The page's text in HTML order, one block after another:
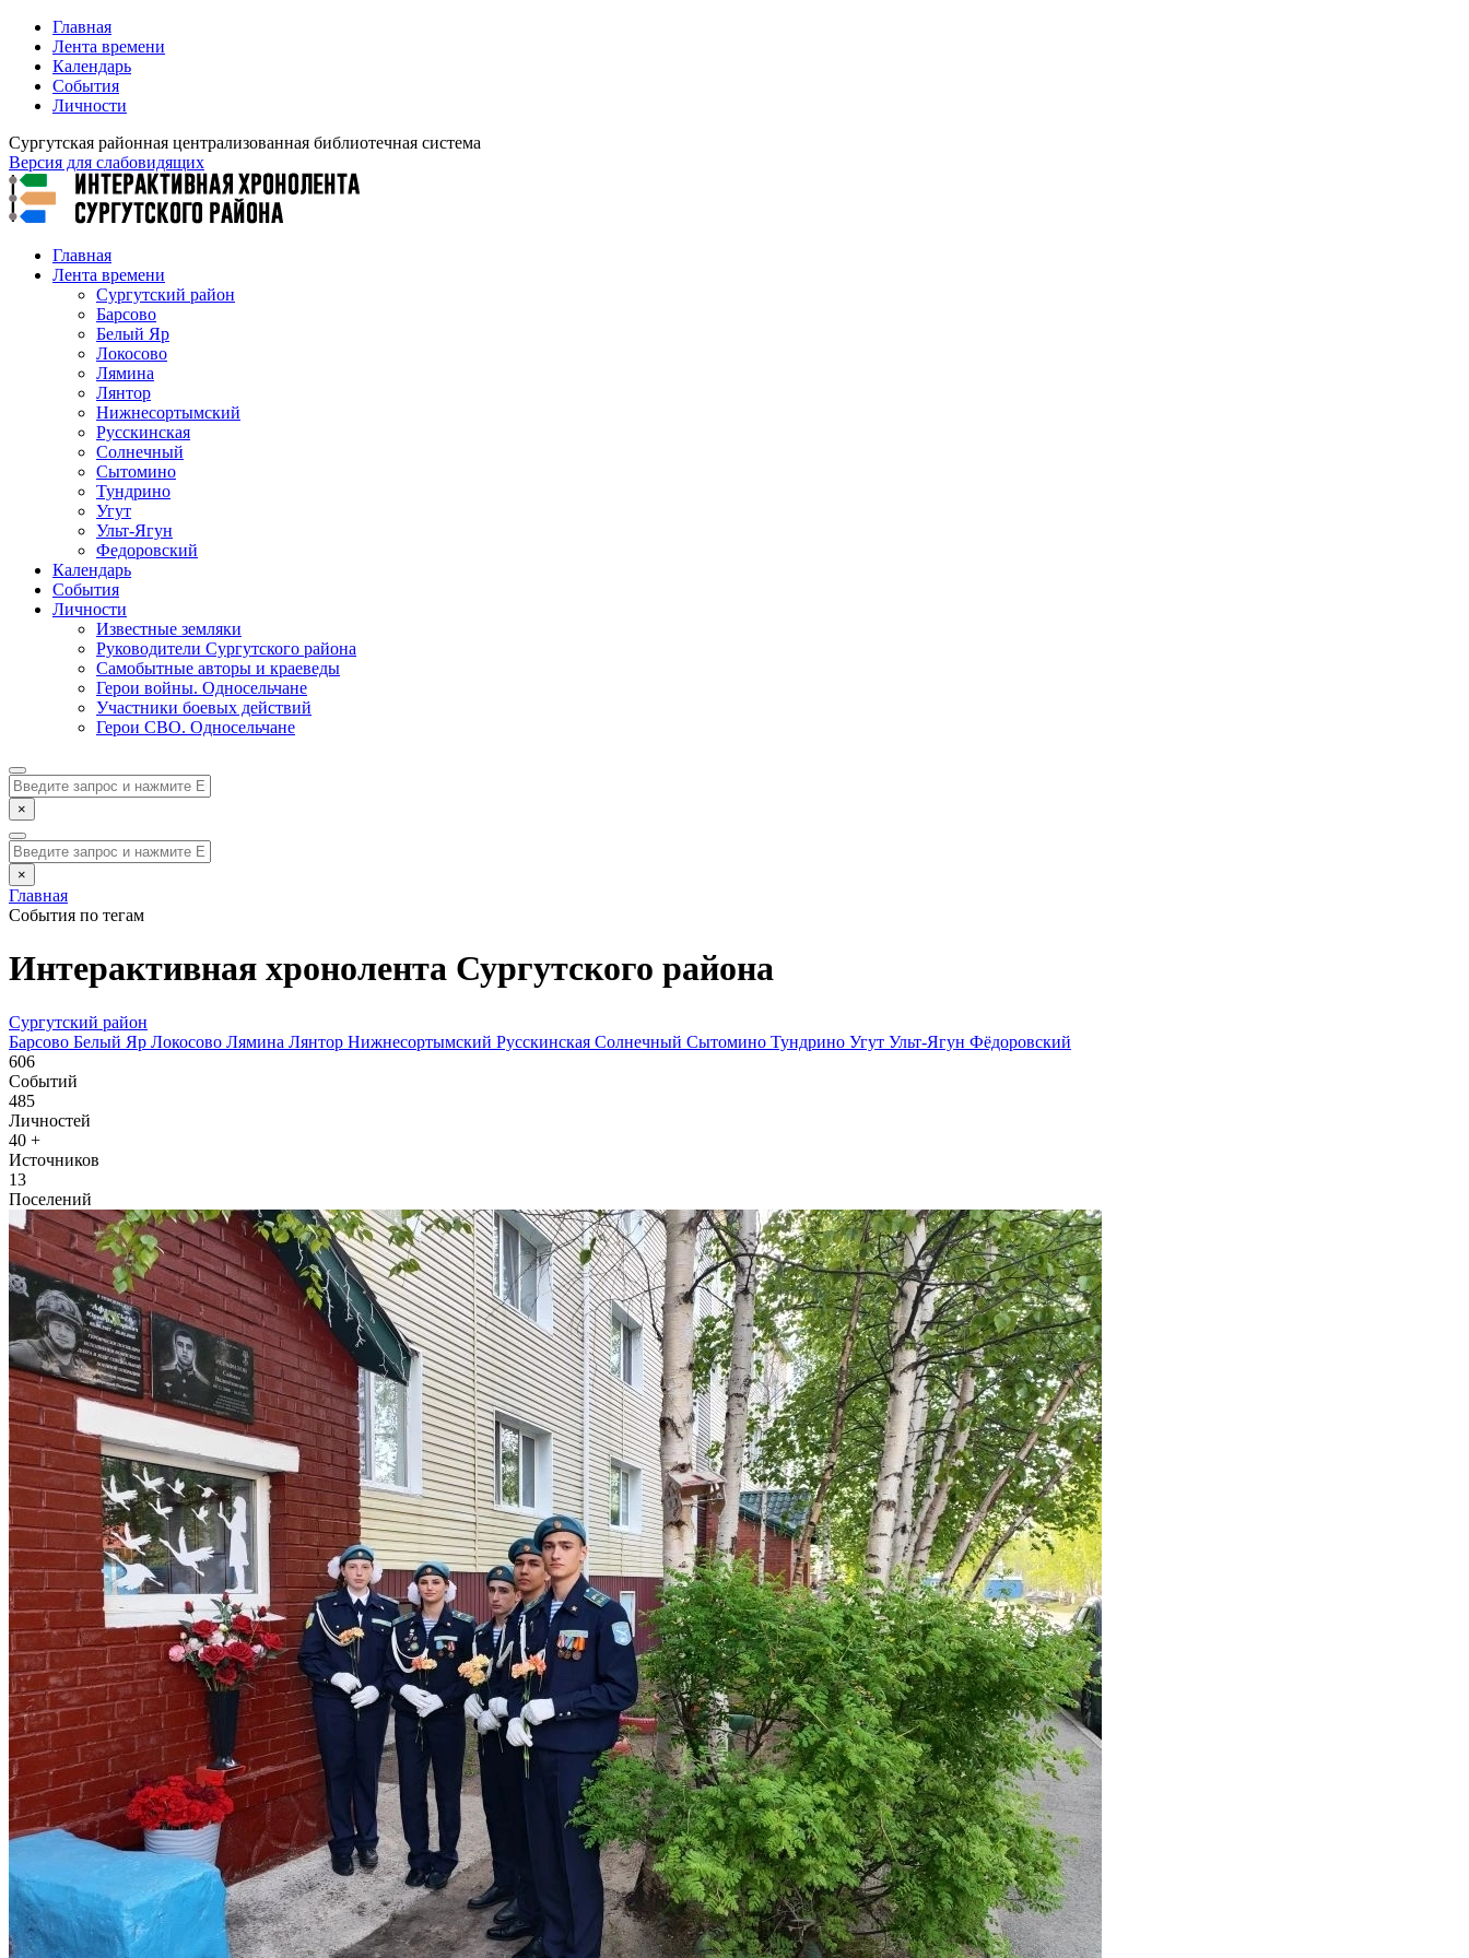
Главная
Лента времени
Календарь
События
Личности
Сургутская районная централизованная библиотечная система
Версия для слабовидящих
Главная
Лента времени
Сургутский район
Барсово
Белый Яр
Локосово
Лямина
Лянтор
Нижнесортымский
Русскинская
Солнечный
Сытомино
Тундрино
Угут
Ульт-Ягун
Федоровский
Календарь
События
Личности
Известные земляки
Руководители Сургутского района
Самобытные авторы и краеведы
Герои войны. Односельчане
Участники боевых действий
Герои СВО. Односельчане
×
×
Главная
События по тегам
Интерактивная хронолента Сургутского района
Сургутский район
Барсово Белый Яр Локосово Лямина Лянтор Нижнесортымский Русскинская Солнечный Сытомино Тундрино Угут Ульт-Ягун Фёдоровский
606
Событий
485
Личностей
40 +
Источников
13
Поселений